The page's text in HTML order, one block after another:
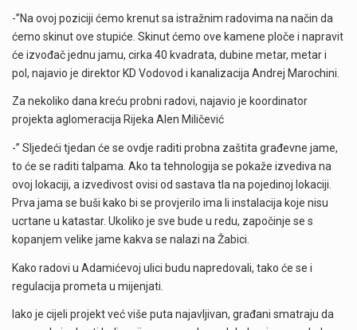
-”Na ovoj poziciji ćemo krenut sa istražnim radovima na način da
ćemo skinut ove stupiće. Skinut ćemo ove kamene ploče i napravit
će izvođač jednu jamu, cirka 40 kvadrata, dubine metar, metar i
pol, najavio je direktor KD Vodovod i kanalizacija Andrej Marochini.
Za nekoliko dana kreću probni radovi, najavio je koordinator
projekta aglomeracija Rijeka Alen Miličević
-” Sljedeći tjedan će se ovdje raditi probna zaštita građevne jame,
to će se raditi talpama. Ako ta tehnologija se pokaže izvediva na
ovoj lokaciji, a izvedivost ovisi od sastava tla na pojedinoj lokaciji.
Prva jama se buši kako bi se provjerilo ima li instalacija koje nisu
ucrtane u katastar. Ukoliko je sve bude u redu, započinje se s
kopanjem velike jame kakva se nalazi na Žabici.
Kako radovi u Adamićevoj ulici budu napredovali, tako će se i
regulacija prometa u mijenjati.
Iako je cijeli projekt već više puta najavljivan, građani smatraju da